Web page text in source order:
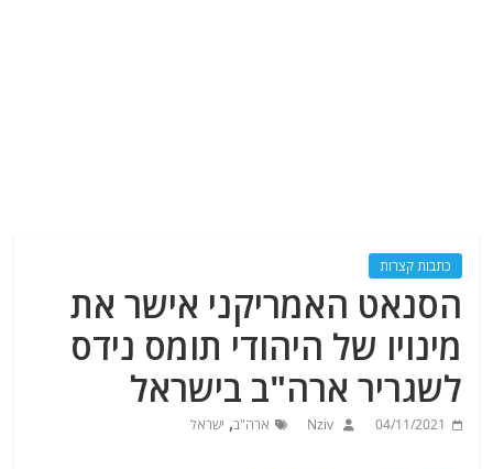
כתבות קצרות
הסנאט האמריקני אישר את
מינויו של היהודי תומס נידס
לשגריר ארה"ב בישראל
04/11/2021
Nziv ארה"ב, ישראל